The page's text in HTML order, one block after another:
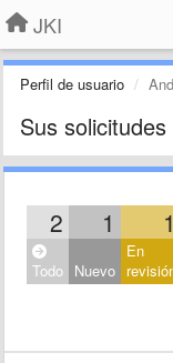
JKI
Perfil de usuario
Sus
2 1 1
Todo Nuevo
En